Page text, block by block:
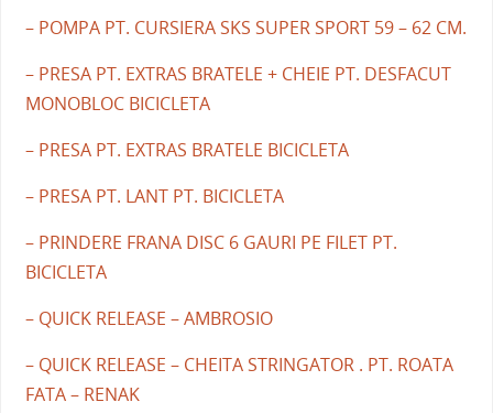
– POMPA PT. CURSIERA SKS SUPER SPORT 59 – 62 CM.
– PRESA PT. EXTRAS BRATELE + CHEIE PT. DESFACUT
MONOBLOC BICICLETA
– PRESA PT. EXTRAS BRATELE BICICLETA
– PRESA PT. LANT PT. BICICLETA
– PRINDERE FRANA DISC 6 GAURI PE FILET PT.
BICICLETA
– QUICK RELEASE – AMBROSIO
– QUICK RELEASE – CHEITA STRINGATOR . PT. ROATA
FATA – RENAK